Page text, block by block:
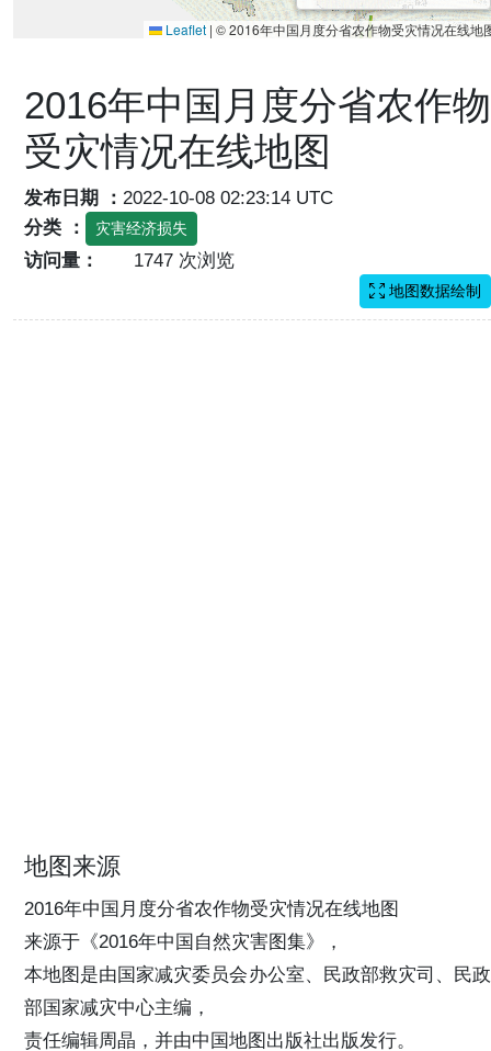
Leaflet | © 2016年中国月度分省农作物受灾情况在线地
2016年中国月度分省农作物
受灾情况在线地图
发布日期 ： 2022-10-08 02:23:14 UTC
分类 ：
灾害经济损失
访问量： 1747 次浏览
地图数据绘制
地图来源
2016年中国月度分省农作物受灾情况在线地图
来源于《2016年中国自然灾害图集》，
本地图是由国家减灾委员会办公室、民政部救灾司、民政
部国家减灾中心主编，
责任编辑周晶，并由中国地图出版社出版发行。